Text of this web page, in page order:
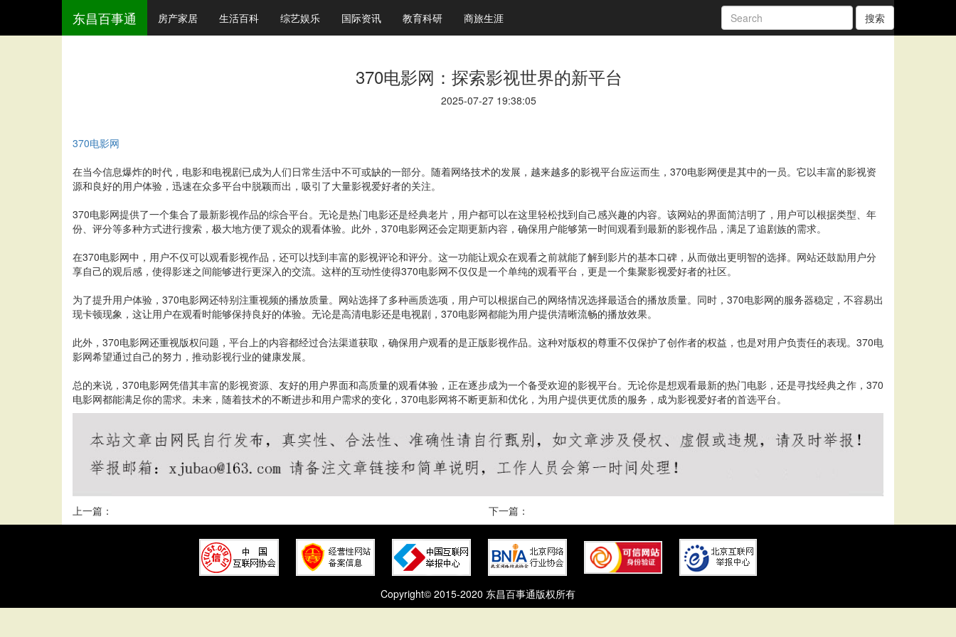
东昌百事通 房产家居 生活百科 综艺娱乐 国际资讯 教育科研 商旅生涯 搜索
370电影网：探索影视世界的新平台
2025-07-27 19:38:05
370电影网
在当今信息爆炸的时代，电影和电视剧已成为人们日常生活中不可或缺的一部分。随着网络技术的发展，越来越多的影视平台应运而生，370电影网便是其中的一员。它以丰富的影视资
源和良好的用户体验，迅速在众多平台中脱颖而出，吸引了大量影视爱好者的关注。
370电影网提供了一个集合了最新影视作品的综合平台。无论是热门电影还是经典老片，用户都可以在这里轻松找到自己感兴趣的内容。该网站的界面简洁明了，用户可以根据类型、年
份、评分等多种方式进行搜索，极大地方便了观众的观看体验。此外，370电影网还会定期更新内容，确保用户能够第一时间观看到最新的影视作品，满足了追剧族的需求。
在370电影网中，用户不仅可以观看影视作品，还可以找到丰富的影视评论和评分。这一功能让观众在观看之前就能了解到影片的基本口碑，从而做出更明智的选择。网站还鼓励用户分
享自己的观后感，使得影迷之间能够进行更深入的交流。这样的互动性使得370电影网不仅仅是一个单纯的观看平台，更是一个集聚影视爱好者的社区。
为了提升用户体验，370电影网还特别注重视频的播放质量。网站选择了多种画质选项，用户可以根据自己的网络情况选择最适合的播放质量。同时，370电影网的服务器稳定，不容易出
现卡顿现象，这让用户在观看时能够保持良好的体验。无论是高清电影还是电视剧，370电影网都能为用户提供清晰流畅的播放效果。
此外，370电影网还重视版权问题，平台上的内容都经过合法渠道获取，确保用户观看的是正版影视作品。这种对版权的尊重不仅保护了创作者的权益，也是对用户负责任的表现。370电
影网希望通过自己的努力，推动影视行业的健康发展。
总的来说，370电影网凭借其丰富的影视资源、友好的用户界面和高质量的观看体验，正在逐步成为一个备受欢迎的影视平台。无论你是想观看最新的热门电影，还是寻找经典之作，370
电影网都能满足你的需求。未来，随着技术的不断进步和用户需求的变化，370电影网将不断更新和优化，为用户提供更优质的服务，成为影视爱好者的首选平台。
上一篇： 下一篇：
Copyright© 2015-2020 东昌百事通版权所有